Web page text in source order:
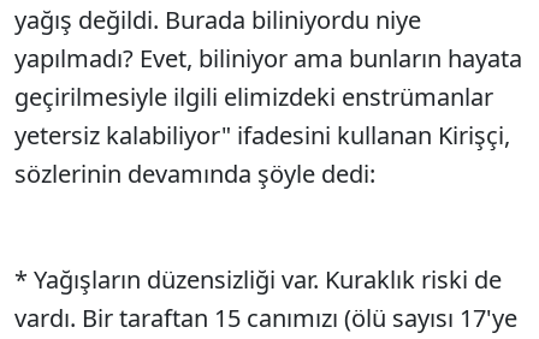
yağış değildi. Burada biliniyordu niye
yapılmadı? Evet, biliniyor ama bunların hayata
geçirilmesiyle ilgili elimizdeki enstrümanlar
yetersiz kalabiliyor" ifadesini kullanan Kirişçi,
sözlerinin devamında şöyle dedi:
* Yağışların düzensizliği var. Kuraklık riski de
vardı. Bir taraftan 15 canımızı (ölü sayısı 17'ye